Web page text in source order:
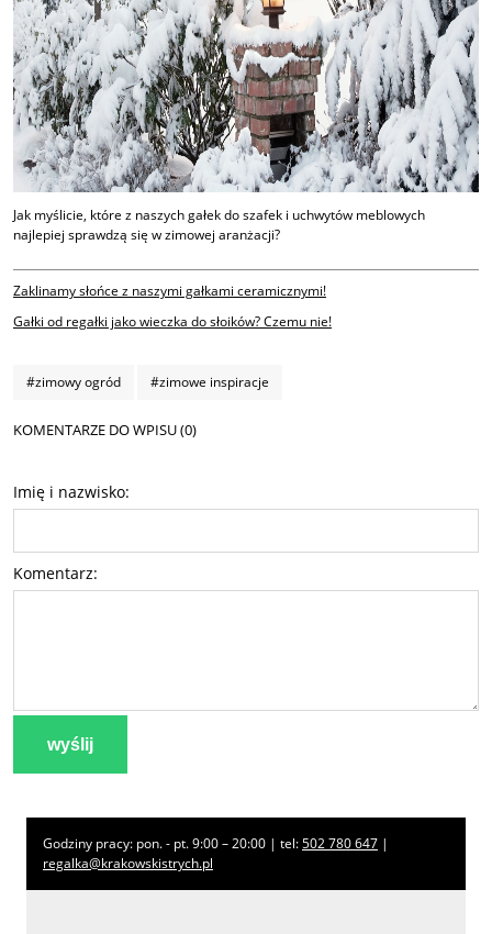
Jak myślicie, które z naszych gałek do szafek i uchwytów meblowych
najlepiej sprawdzą się w zimowej aranżacji?
Zaklinamy słońce z naszymi gałkami ceramicznymi!
Gałki od regałki jako wieczka do słoików? Czemu nie!
#zimowy ogród #zimowe inspiracje
KOMENTARZE DO WPISU (0)
Imię i nazwisko:
Komentarz:
wyślij
Godziny pracy: pon. - pt. 9:00 – 20:00 | tel:502 780 647 |
regalka@krakowskistrych.pl